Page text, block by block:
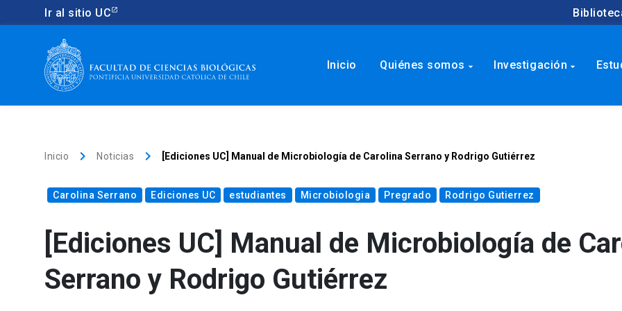
Ir al sitio UC
Inicio Quiénes somos arrow_drop_down Investigación arrow_drop_down
Inicio keyboard_arrow_right Noticias keyboard_arrow_right [Ediciones UC] Manual de Microbiología de Carolina Serrano y Rodrigo Gutiérrez
Carolina Serrano Ediciones UC estudiantes Microbiologia Pregrado Rodrigo Gutierrez
[Ediciones UC] Manual de Microbiología de
Serrano y Rodrigo Gutiérrez